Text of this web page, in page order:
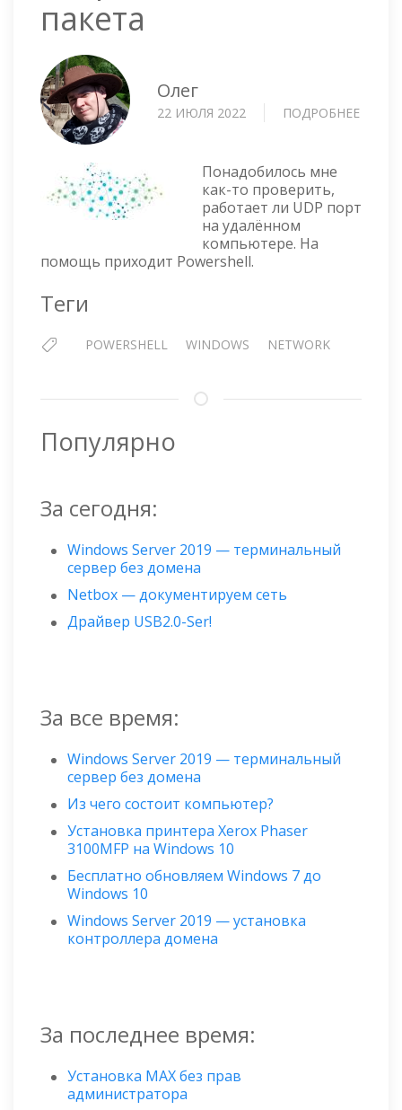
пакета
Олег
22 ИЮЛЯ 2022 ПОДРОБНЕЕ
Понадобилось мне
как-то проверить,
работает ли UDP порт
на удалённом
компьютере. На
помощь приходит Powershell.
Теги
POWERSHELL WINDOWS NETWORK
Популярно
За сегодня:
Windows Server 2019 — терминальный
сервер без домена
Netbox — документируем сеть
Драйвер USB2.0-Ser!
За все время:
Windows Server 2019 — терминальный
сервер без домена
Из чего состоит компьютер?
Установка принтера Xerox Phaser
3100MFP на Windows 10
Бесплатно обновляем Windows 7 до
Windows 10
Windows Server 2019 — установка
контроллера домена
За последнее время:
Установка MAX без прав
администратора